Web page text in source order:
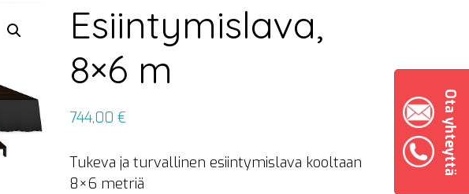
Ota yhteyttä
Esiintymislava,
8×6 m
744,00 €
Tukeva ja turvallinen esiintymislava kooltaan
8×6 metriä